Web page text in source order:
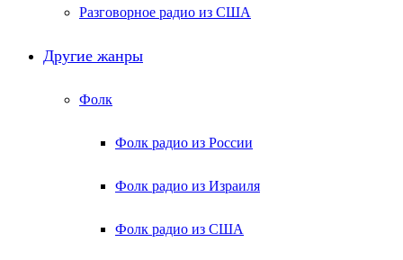
Разговорное радио из США
Другие жанры
Фолк
Фолк радио из России
Фолк радио из Израиля
Фолк радио из США